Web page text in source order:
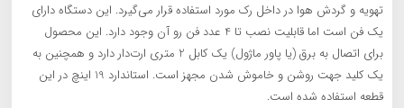
تهویه و گردش هوا در داخل رک مورد استفاده قرار می‌گیرد. این دستگاه دارای
یک فن است اما قابلیت نصب تا 4 عدد فن رو آن وجود دارد. این محصول
برای اتصال به برق (یا پاور ماژول) یک کابل 2 متری ارت‌دار دارد و همچنین به
یک کلید جهت روشن و خاموش شدن مجهز است. استاندارد 19 اینچ در این
قطعه استفاده شده است.